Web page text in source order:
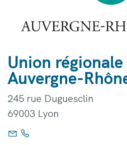
Union régionale
Auvergne-
245 rue Duguesclin
69003 Lyon